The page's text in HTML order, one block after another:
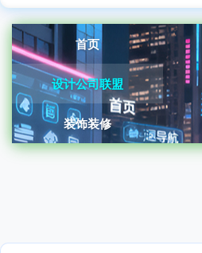
首页
设计公司联盟
装饰装修